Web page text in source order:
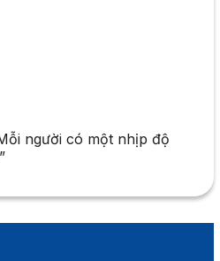
người có một nhịp độ